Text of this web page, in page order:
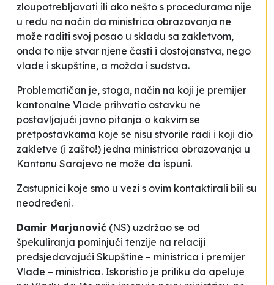
zloupotrebljavati ili ako nešto s procedurama nije
u redu na način da ministrica obrazovanja ne
može raditi svoj posao u skladu sa zakletvom,
onda to nije stvar njene časti i dostojanstva, nego
vlade i skupštine, a možda i sudstva.
Problematičan je, stoga, način na koji je premijer
kantonalne Vlade prihvatio ostavku ne
postavljajući javno pitanja o kakvim se
pretpostavkama koje se nisu stvorile radi i koji dio
zakletve (i zašto!) jedna ministrica obrazovanja u
Kantonu Sarajevo ne može da ispuni.
Zastupnici koje smo u vezi s ovim kontaktirali bili su
neodređeni.
Damir Marjanović (NS) uzdržao se od
špekuliranja pominjući tenzije na relaciji
predsjedavajući Skupštine – ministrica i premijer
Vlade – ministrica. Iskoristio je priliku da apeluje